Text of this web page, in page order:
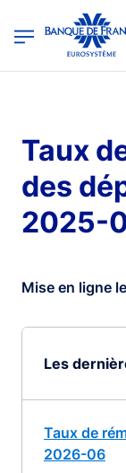
Banque de France
Taux
des
2025-
Mise en ligne
Les
Taux de
2026-06